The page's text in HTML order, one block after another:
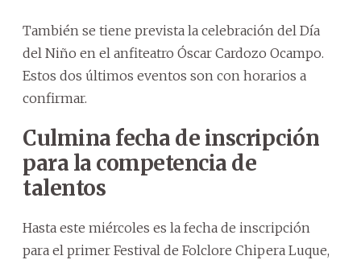
También se tiene prevista la celebración del Día
del Niño en el anfiteatro Óscar Cardozo Ocampo.
Estos dos últimos eventos son con horarios a
confirmar.
Culmina fecha de inscripción
para la competencia de
talentos
Hasta este miércoles es la fecha de inscripción
para el primer Festival de Folclore Chipera Luque,